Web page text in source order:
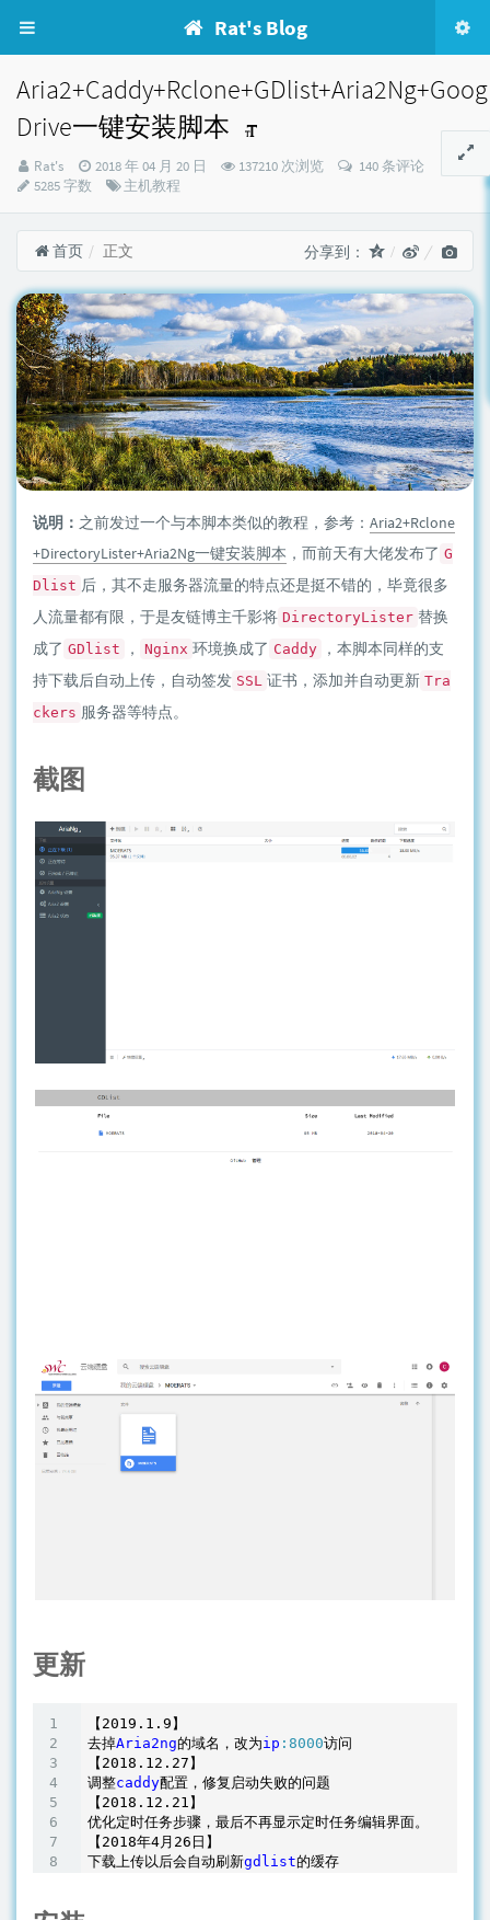
Rat's Blog
Drive一键安装脚本
博
主：
Rat's
发
布
2018 年 04 月 20 日 137210 次浏览
140 条评论
5285 字数
分
主机教程
首页 正文 分享到：
说明： 之前发过一个与本脚本类似的教程，参考： Aria2+Rclone
+DirectoryLister+Aria2Ng一键安装脚本 ，而前天有大佬发布了 G
Dlist 后，其不走服务器流量的特点还是挺不错的，毕竟很多
人流量都有限，于是友链博主千影将 DirectoryLister 替换
成了 GDlist ， Nginx 环境换成了 Caddy
，本脚本同样的支
持下载后自动上传，自动签发 SSL 证书，添加并自动更新 Tra
ckers 服务器等特点。
截图
更新
【2019 .1 .9 】
去掉Aria2ng的域名，改为ip :8000访问
【2018 .12 .27 】
调整caddy配置，修复启动失败的问题
【2018 .12 .21 】
优化定时任务步骤，最后不再显示定时任务编辑界面。
【2018年4月26日】
下载上传以后会自动刷新gdlist